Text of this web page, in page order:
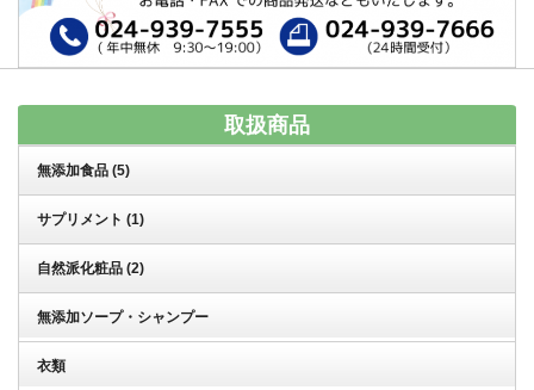
取扱商品
無添加食品 (5)
サプリメント (1)
自然派化粧品 (2)
無添加ソープ・シャンプー
衣類